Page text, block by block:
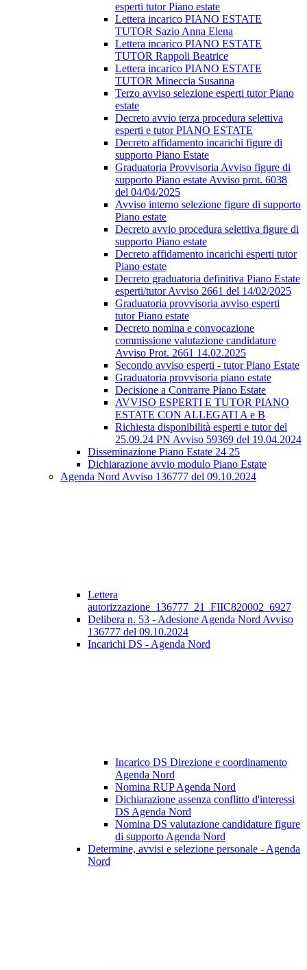
esperti tutor Piano estate
Lettera incarico PIANO ESTATE
TUTOR Sazio Anna Elena
Lettera incarico PIANO ESTATE
TUTOR Rappoli Beatrice
Lettera incarico PIANO ESTATE
TUTOR Mineccia Susanna
Terzo avviso selezione esperti tutor Piano
estate
Decreto avvio terza procedura selettiva
esperti e tutor PIANO ESTATE
Decreto affidamento incarichi figure di
supporto Piano Estate
Graduatoria Provvisoria Avviso figure di
supporto Piano estate Avviso prot. 6038
del 04/04/2025
Avviso interno selezione figure di supporto
Piano estate
Decreto avvio procedura selettiva figure di
supporto Piano estate
Decreto affidamento incarichi esperti tutor
Piano estate
Decreto graduatoria definitiva Piano Estate
esperti/tutor Avviso 2661 del 14/02/2025
Graduatoria provvisoria avviso esperti
tutor Piano estate
Decreto nomina e convocazione
commissione valutazione candidature
Avviso Prot. 2661 14.02.2025
Secondo avviso esperti - tutor Piano Estate
Graduatoria provvisoria piano estate
Decisione a Contrarre Piano Estate
AVVISO ESPERTI E TUTOR PIANO
ESTATE CON ALLEGATI A e B
Richiesta disponibilità esperti e tutor del
25.09.24 PN Avviso 59369 del 19.04.2024
Disseminazione Piano Estate 24 25
Dichiarazione avvio modulo Piano Estate
Agenda Nord Avviso 136777 del 09.10.2024
Lettera
autorizzazione_136777_21_FIIC820002_6927
Delibera n. 53 - Adesione Agenda Nord Avviso
136777 del 09.10.2024
Incarichi DS - Agenda Nord
Incarico DS Direzione e coordinamento
Agenda Nord
Nomina RUP Agenda Nord
Dichiarazione assenza conflitto d'interessi
DS Agenda Nord
Nomina DS valutazione candidature figure
di supporto Agenda Nord
Determine, avvisi e selezione personale - Agenda
Nord